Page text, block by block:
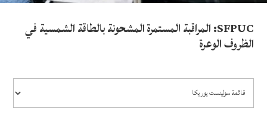
SFPUC: المراقبة المستمرة المشحونة بالطاقة الشمسية في
الظروف الوعرة